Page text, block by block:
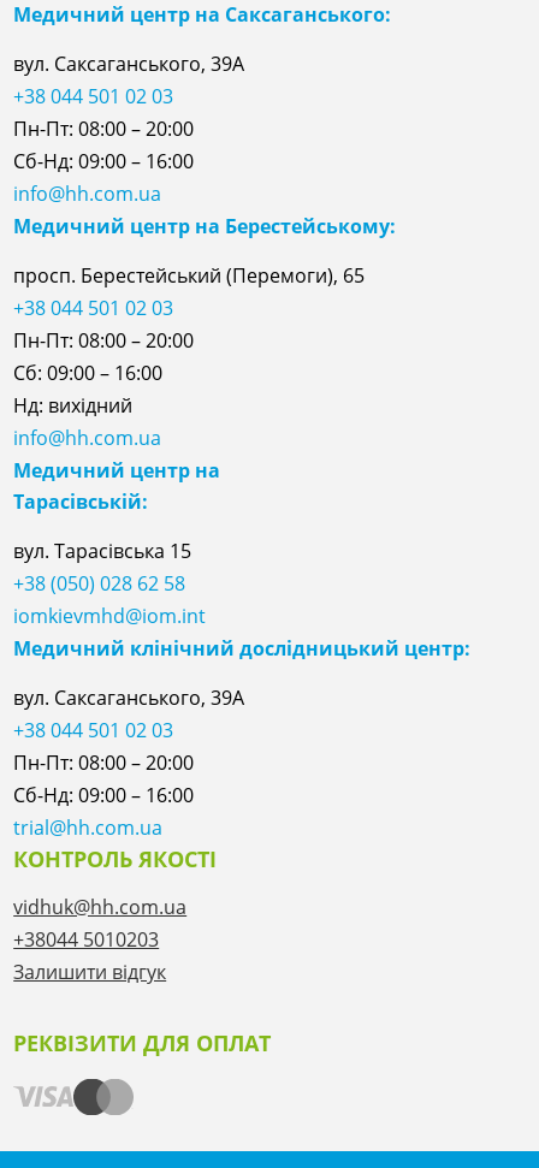
Медичний центр на Саксаганського:
вул. Саксаганського, 39А
+38 044 501 02 03
Пн-Пт: 08:00 – 20:00
Сб-Нд: 09:00 – 16:00
info@hh.com.ua
Медичний центр на Берестейському:
просп. Берестейський (Перемоги), 65
+38 044 501 02 03
Пн-Пт: 08:00 – 20:00
Сб: 09:00 – 16:00
Нд: вихідний
info@hh.com.ua
Медичний центр на
Тарасівській:
вул. Тарасівська 15
+38 (050) 028 62 58
iomkievmhd@iom.int
Медичний клінічний дослідницький центр:
вул. Саксаганського, 39А
+38 044 501 02 03
Пн-Пт: 08:00 – 20:00
Сб-Нд: 09:00 – 16:00
trial@hh.com.ua
КОНТРОЛЬ ЯКОСТІ
vidhuk@hh.com.ua
+38044 5010203
Залишити відгук
РЕКВІЗИТИ ДЛЯ ОПЛАТ